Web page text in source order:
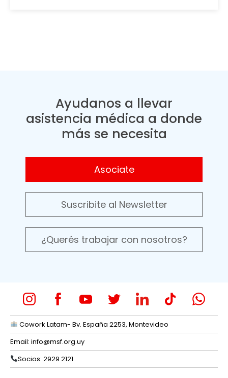
Ayudanos a llevar
asistencia médica a donde
más se necesita
Asociate
Suscribite al Newsletter
¿Querés trabajar con nosotros?
Cowork Latam- Bv. España 2253, Montevideo
Email: info@msf.org.uy
Socios: 2929 2121